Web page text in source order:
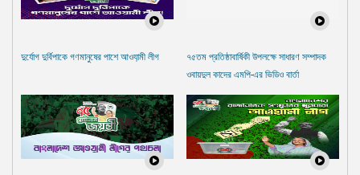
দুর্যোগ দুর্বিপাকে গণমানুষের পাশে আওযা়মী লীগ
৭৫তম প্রতিষ্ঠাবার্ষিকী উপলক্ষে সাধারণ সম্পাদক
ওবায়দুল কাদের এমপি-এর ভিডিও বার্তা